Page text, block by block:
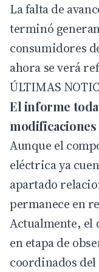
La falta de
terminó
consumidores
ahora se verá
ÚLTIMAS
El informe
modificaciones
Aunque el
eléctrica ya
apartado
permanece en
Actualmente, el
en etapa de
coordinados